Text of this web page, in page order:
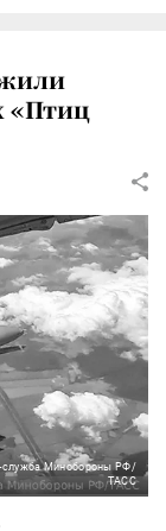
«Птиц
служба Минобороны РФ/
ТАСС